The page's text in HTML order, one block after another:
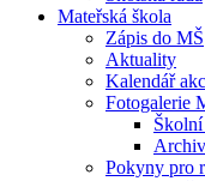
Mateřská škola
Zápis do MŠ
Aktuality
Kalendář
Fotogalerie
Školní
Archiv
Pokyny pro